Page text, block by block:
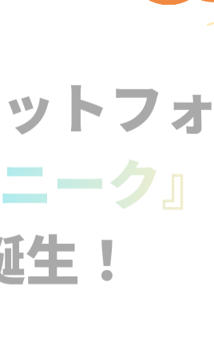
トフ
ーク』
！